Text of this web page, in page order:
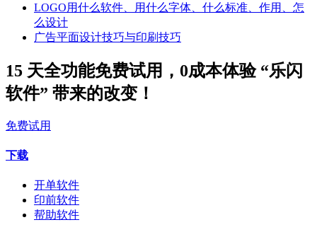
LOGO用什么软件、用什么字体、什么标准、作用、怎
么设计
广告平面设计技巧与印刷技巧
15 天全功能免费试用，0成本体验 “乐闪
软件” 带来的改变！
免费试用
下载
开单软件
印前软件
帮助软件